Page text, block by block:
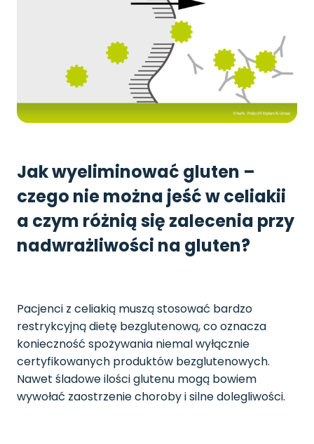
Jak wyeliminować gluten –
czego nie można jeść w celiakii
a czym różnią się zalecenia przy
nadwrażliwości na gluten?
Pacjenci z celiakią muszą stosować bardzo
restrykcyjną dietę bezglutenową, co oznacza
konieczność spożywania niemal wyłącznie
certyfikowanych produktów bezglutenowych.
Nawet śladowe ilości glutenu mogą bowiem
wywołać zaostrzenie choroby i silne dolegliwości.